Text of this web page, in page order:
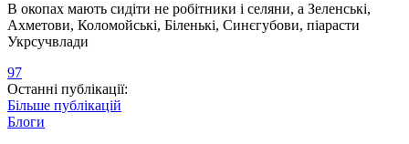
В окопах мають сидіти не робітники і селяни, а Зеленські,
Ахметови, Коломойські, Біленькі, Синєгубови, піарасти
Укрсучвлади
97
Останні публікації:
Більше публікацій
Блоги